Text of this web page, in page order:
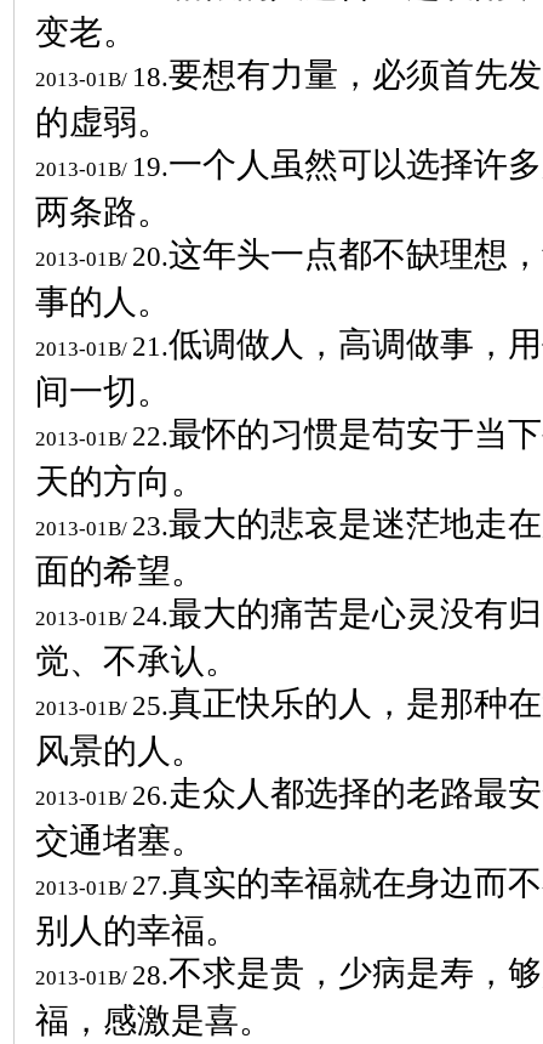
变老。
2013-01B/ 18.要想有力量，必须首先
的虚弱。
2013-01B/ 19.一个人虽然可以选择许
两条路。
2013-01B/ 20.这年头一点都不缺理想
事的人。
2013-01B/ 21.低调做人，高调做事，
间一切。
2013-01B/ 22.最怀的习惯是苟安于当
天的方向。
2013-01B/ 23.最大的悲哀是迷茫地走
面的希望。
2013-01B/ 24.最大的痛苦是心灵没有
觉、不承认。
2013-01B/ 25.真正快乐的人，是那种
风景的人。
2013-01B/ 26.走众人都选择的老路最
交通堵塞。
2013-01B/ 27.真实的幸福就在身边而
别人的幸福。
2013-01B/ 28.不求是贵，少病是寿，
福，感激是喜。